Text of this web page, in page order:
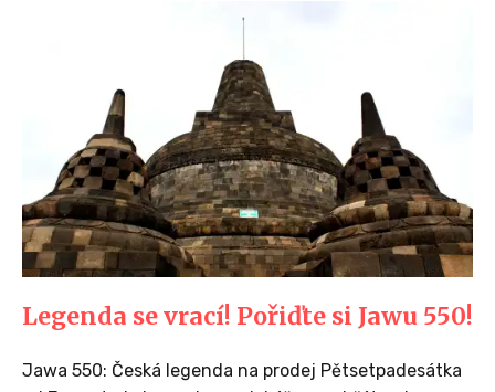
Legenda se vrací! Pořiďte si Jawu 550!
Jawa 550: Česká legenda na prodej Pětsetpadesátka